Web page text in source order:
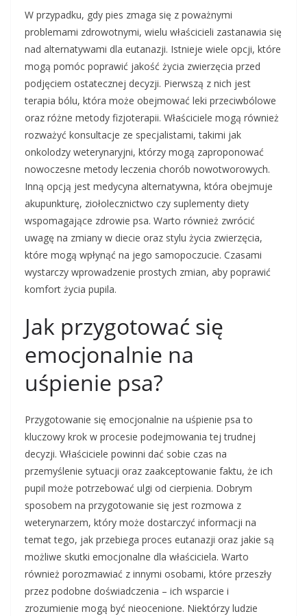
W przypadku, gdy pies zmaga się z poważnymi
problemami zdrowotnymi, wielu właścicieli zastanawia się
nad alternatywami dla eutanazji. Istnieje wiele opcji, które
mogą pomóc poprawić jakość życia zwierzęcia przed
podjęciem ostatecznej decyzji. Pierwszą z nich jest
terapia bólu, która może obejmować leki przeciwbólowe
oraz różne metody fizjoterapii. Właściciele mogą również
rozważyć konsultacje ze specjalistami, takimi jak
onkolodzy weterynaryjni, którzy mogą zaproponować
nowoczesne metody leczenia chorób nowotworowych.
Inną opcją jest medycyna alternatywna, która obejmuje
akupunkturę, ziołolecznictwo czy suplementy diety
wspomagające zdrowie psa. Warto również zwrócić
uwagę na zmiany w diecie oraz stylu życia zwierzęcia,
które mogą wpłynąć na jego samopoczucie. Czasami
wystarczy wprowadzenie prostych zmian, aby poprawić
komfort życia pupila.
Jak przygotować się
emocjonalnie na
uśpienie psa?
Przygotowanie się emocjonalnie na uśpienie psa to
kluczowy krok w procesie podejmowania tej trudnej
decyzji. Właściciele powinni dać sobie czas na
przemyślenie sytuacji oraz zaakceptowanie faktu, że ich
pupil może potrzebować ulgi od cierpienia. Dobrym
sposobem na przygotowanie się jest rozmowa z
weterynarzem, który może dostarczyć informacji na
temat tego, jak przebiega proces eutanazji oraz jakie są
możliwe skutki emocjonalne dla właściciela. Warto
również porozmawiać z innymi osobami, które przeszły
przez podobne doświadczenia – ich wsparcie i
zrozumienie mogą być nieocenione. Niektórzy ludzie